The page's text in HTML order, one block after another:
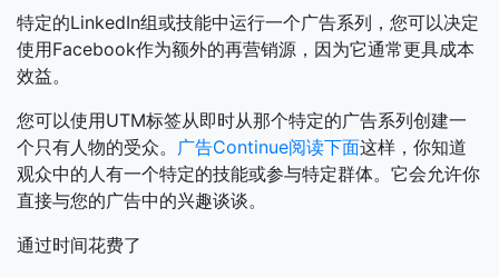
特定的LinkedIn组或技能中运行一个广告系列，您可以决定
使用Facebook作为额外的再营销源，因为它通常更具成本
效益。
您可以使用UTM标签从即时从那个特定的广告系列创建一
个只有人物的受众。 广告Continue阅读下面这样，你知道
观众中的人有一个特定的技能或参与特定群体。它会允许你
直接与您的广告中的兴趣谈谈。
通过时间花费了